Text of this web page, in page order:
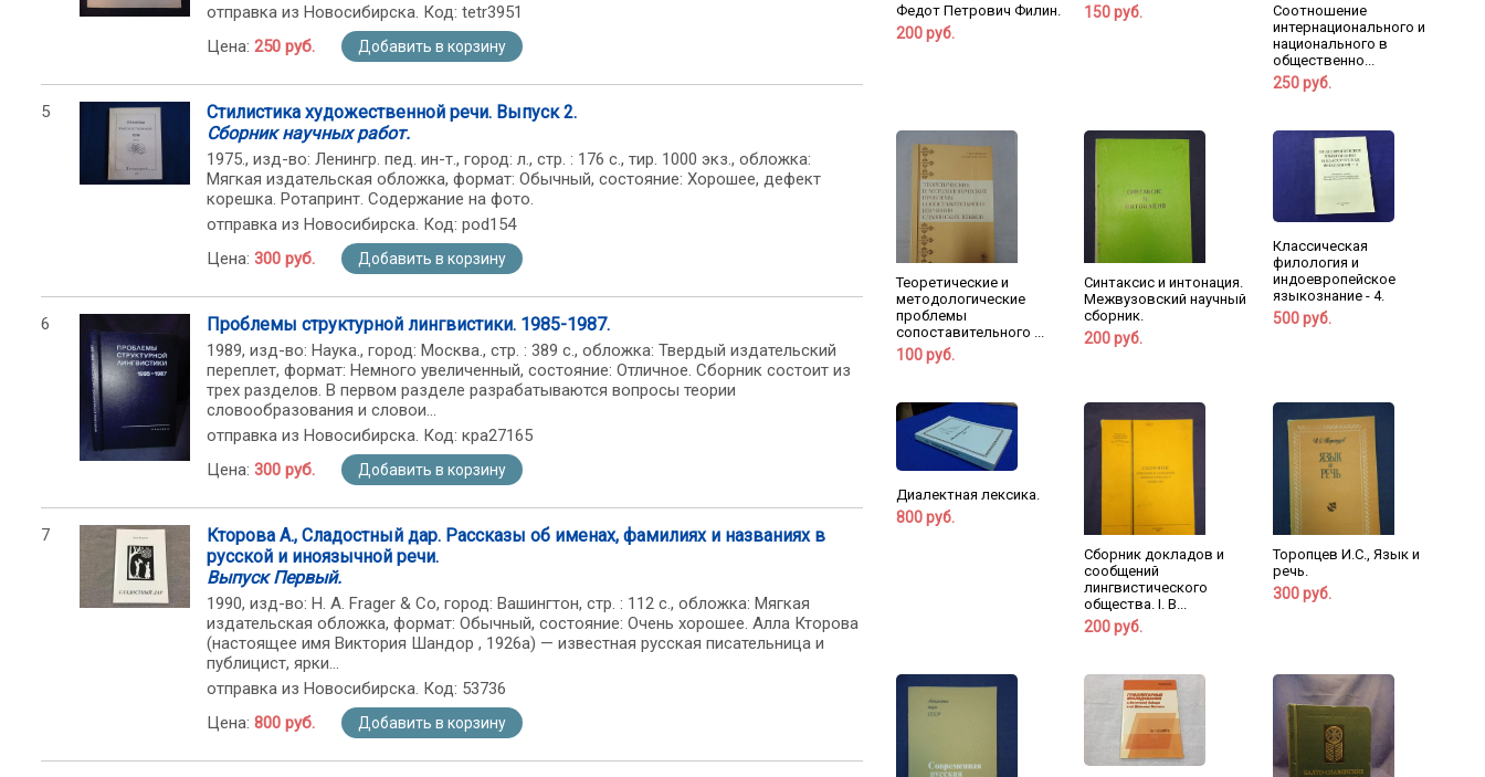
отправка из Новосибирска. Код: tetr3951
Цена: 250 руб. Добавить в корзину
5
Стилистика художественной речи. Выпуск 2.
Сборник научных работ.
1975., изд-во: Ленингр. пед. ин-т., город: л., стр. : 176 с., тир. 1000 экз., обложка:
Мягкая издательская обложка, формат: Обычный, состояние: Хорошее, дефект
корешка. Ротапринт. Содержание на фото.
отправка из Новосибирска. Код: pod154
Цена: 300 руб. Добавить в корзину
6 Проблемы структурной лингвистики. 1985-1987.
1989, изд-во: Наука., город: Москва., стр. : 389 с., обложка: Твердый издательский
переплет, формат: Немного увеличенный, состояние: Отличное. Сборник состоит из
трех разделов. В первом разделе разрабатываются вопросы теории
словообразования и словои...
отправка из Новосибирска. Код: кра27165
Цена: 300 руб. Добавить в корзину
7
Кторова А., Сладостный дар. Рассказы об именах, фамилиях и названиях в
русской и иноязычной речи.
Выпуск Первый.
1990, изд-во: H. A. Frager & Co, город: Вашингтон, стр. : 112 с., обложка: Мягкая
издательская обложка, формат: Обычный, состояние: Очень хорошее. Алла Кторова
(настоящее имя Виктория Шандор , 1926а) — известная русская писательница и
публицист, ярки...
отправка из Новосибирска. Код: 53736
Цена: 800 руб. Добавить в корзину
Федот Петрович Филин.
200 руб.
150 руб.
Соотношение
интернационального и
национального в
общественно...
250 руб.
Теоретические и
методологические
проблемы
сопоставительного ...
100 руб.
Синтаксис и интонация.
Межвузовский научный
сборник.
200 руб.
Классическая
филология и
индоевропейское
языкознание - 4.
500 руб.
Диалектная лексика.
800 руб.
Сборник докладов и
сообщений
лингвистического
общества. I. В...
200 руб.
Торопцев И.С., Язык и
речь.
300 руб.